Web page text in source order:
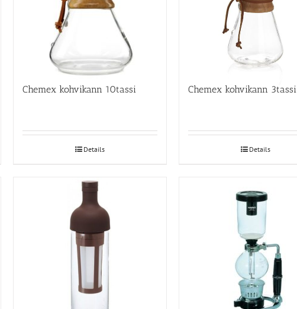
Chemex kohvikann 10tassi
Details
Chemex kohvikann 3tassi
Details